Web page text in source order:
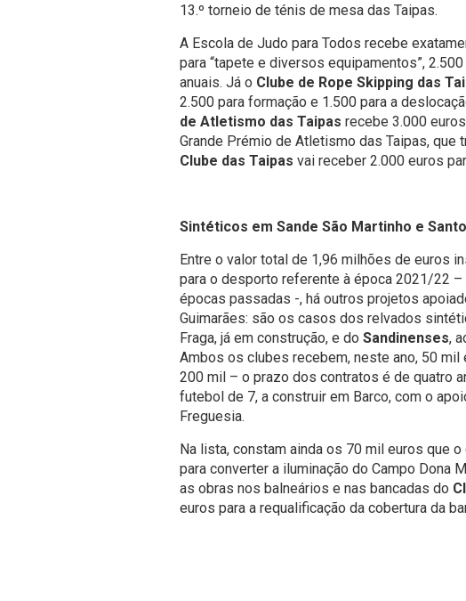
13.º torneio de ténis de mesa das Taipas.
A Escola de Judo para Todos recebe
para “tapete e diversos equipamentos”,
anuais. Já o Clube de Rope Skipping das
2.500 para formação e 1.500 para a
de Atletismo das Taipas recebe 3.000
Grande Prémio de Atletismo das Taipas, que
Clube das Taipas vai receber 2.000 euros
Sintéticos em Sande São Martinho e
Entre o valor total de 1,96 milhões de euros
para o desporto referente à época 2021/22
épocas passadas -, há outros projetos
Guimarães: são os casos dos relvados
Fraga, já em construção, e do Sandinenses,
Ambos os clubes recebem, neste ano, 50
200 mil – o prazo dos contratos é de quatro
futebol de 7, a construir em Barco, com o
Freguesia.
Na lista, constam ainda os 70 mil euros que
para converter a iluminação do Campo Dona
as obras nos balneários e nas bancadas do
euros para a requalificação da cobertura da